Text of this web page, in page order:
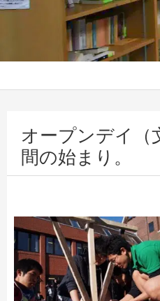
オープンデイ（
間の始まり。